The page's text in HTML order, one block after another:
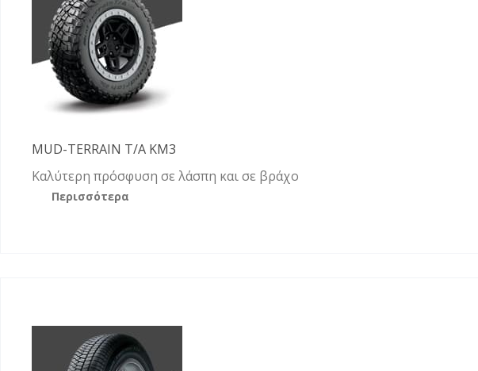
MUD-TERRAIN T/A KM3
Καλύτερη πρόσφυση σε λάσπη και σε βράχο
Περισσότερα